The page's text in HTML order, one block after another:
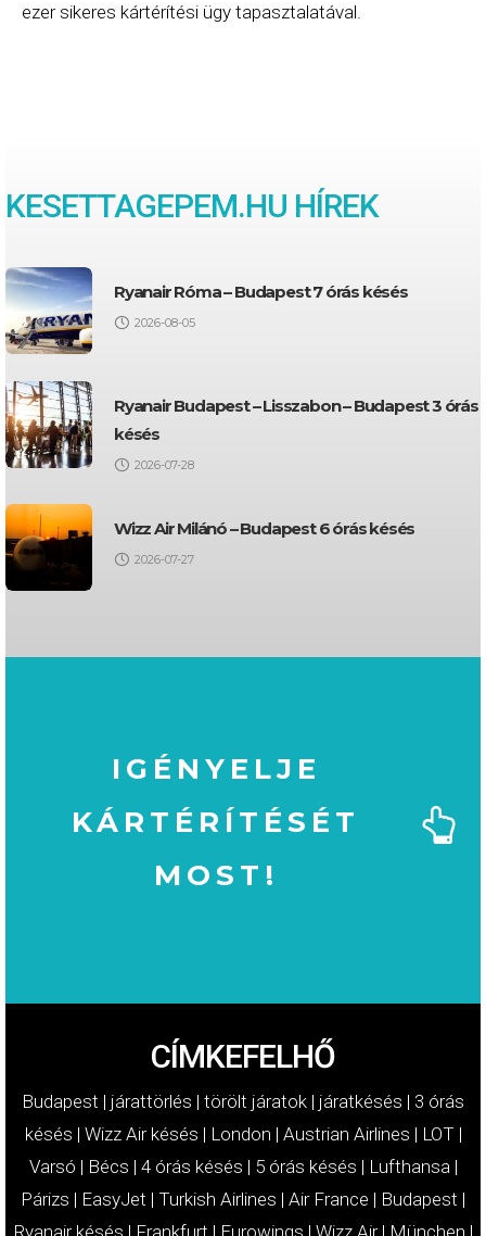
ezer sikeres kártérítési ügy tapasztalatával.
KESETTAGEPEM.HU HÍREK
Ryanair Róma – Budapest 7 órás késés
2026-08-05
Ryanair Budapest – Lisszabon – Budapest 3 órás
késés
2026-07-28
Wizz Air Milánó – Budapest 6 órás késés
2026-07-27
IGÉNYELJE
KÁRTÉRÍTÉSÉT
MOST!
CÍMKEFELHŐ
Budapest | járattörlés | törölt járatok | járatkésés | 3 órás
késés | Wizz Air késés | London | Austrian Airlines | LOT|
Varsó | Bécs | 4 órás késés | 5 órás késés | Lufthansa|
Párizs | EasyJet | Turkish Airlines | Air France | Budapest |
Ryanair késés | Frankfurt | Eurowings | Wizz Air| München |